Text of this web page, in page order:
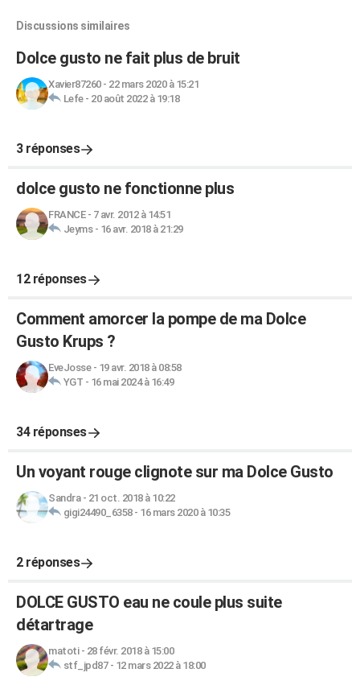
Discussions similaires
Dolce gusto ne fait plus de bruit
Xavier87260- 22 mars 2020 à 15:21
Lefe- 20 août 2022 à 19:18
3 réponses
dolce gusto ne fonctionne plus
FRANCE- 7 avr. 2012 à 14:51
Jeyms- 16 avr. 2018 à 21:29
12 réponses
Comment amorcer la pompe de ma Dolce
Gusto Krups ?
EveJosse- 19 avr. 2018 à 08:58
YGT - 16 mai 2024 à 16:49
34 réponses
Un voyant rouge clignote sur ma Dolce Gusto
Sandra- 21 oct. 2018 à 10:22
gigi24490_6358- 16 mars 2020 à 10:35
2 réponses
DOLCE GUSTO eau ne coule plus suite
détartrage
matoti- 28 févr. 2018 à 15:00
stf_jpd87- 12 mars 2022 à 18:00